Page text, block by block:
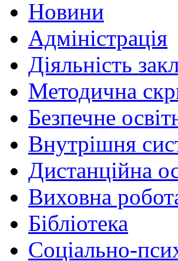
Новини
Адміністрація
Діяльність
Методична
Безпечне
Внутрішня
Дистанційна
Виховна
Бібліотека
Соціально-